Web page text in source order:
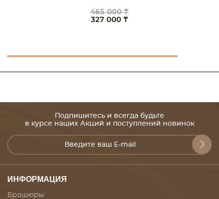
465 000 ₸
327 000 ₸
Подпишитесь и всегда будьте
в курсе наших Акций и поступлений новинок
ИНФОРМАЦИЯ
Брошюры